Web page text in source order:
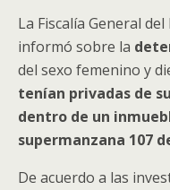
La Fiscalía General
informó sobre la
del sexo femenino y
tenían privadas de
dentro de un
supermanzana 107
De acuerdo a las